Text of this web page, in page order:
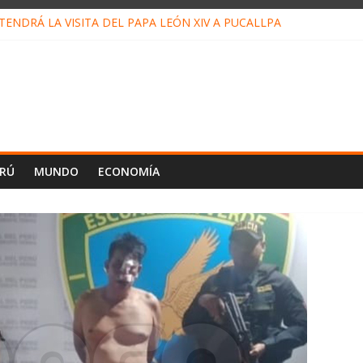
LA VISITA DEL PAPA LEÓN XIV A PUCALLPA
MUNDO ECONOMÍA